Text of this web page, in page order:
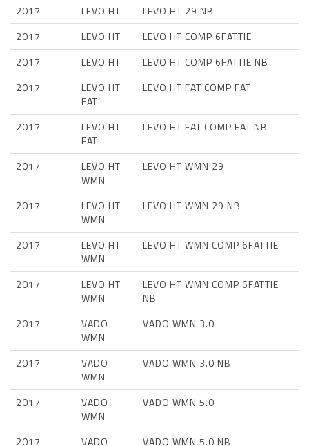
2017 LEVO HT
LEVO HT 29 NB
2017
LEVO HT
LEVO HT COMP 6FATTIE
2017
LEVO HT
LEVO HT COMP 6FATTIE NB
2017
LEVO HT
FAT
LEVO HT FAT COMP FAT
2017
LEVO HT
FAT
LEVO HT FAT COMP FAT NB
2017
LEVO HT
WMN
LEVO HT WMN 29
2017
LEVO HT
WMN
LEVO HT WMN 29 NB
2017
LEVO HT
WMN
LEVO HT WMN COMP 6FATTIE
2017
LEVO HT
WMN
LEVO HT WMN COMP 6FATTIE
NB
2017
VADO
WMN
VADO WMN 3.0
2017
VADO
WMN
VADO WMN 3.0 NB
2017
VADO
WMN
VADO WMN 5.0
2017
VADO
VADO WMN 5.0 NB